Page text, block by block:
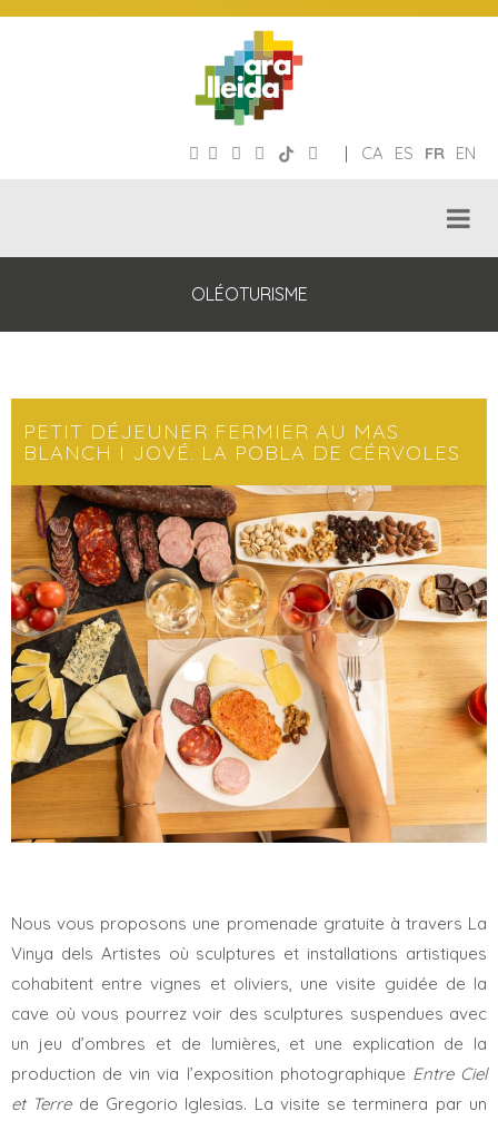
CA ES FR EN
|
OLÉOTURISME
PETIT DÉJEUNER FERMIER AU MAS
BLANCH I JOVÉ. LA POBLA DE CÉRVOLES
Nous vous proposons une promenade gratuite à travers La
Vinya dels Artistes où sculptures et installations artistiques
cohabitent entre vignes et oliviers, une visite guidée de la
cave où vous pourrez voir des sculptures suspendues avec
un jeu d’ombres et de lumières, et une explication de la
production de vin via l’exposition photographique Entre Ciel
et Terrede Gregorio Iglesias. La visite se terminera par un